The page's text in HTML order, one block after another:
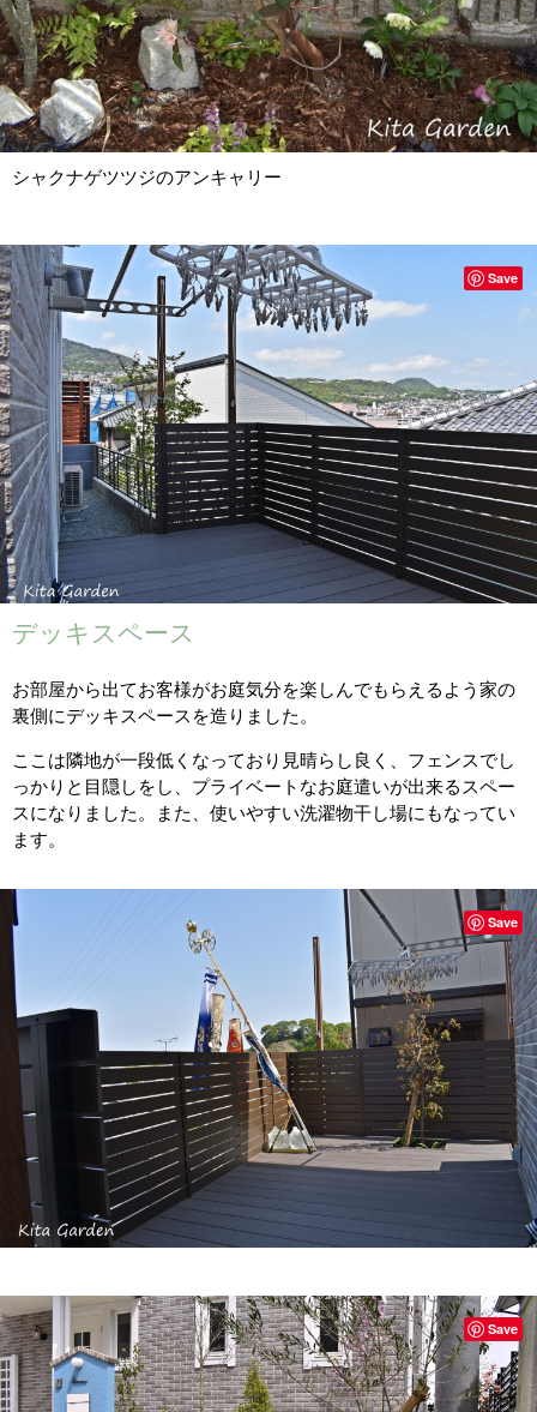
シャクナゲツツジのアンキャリー
デッキスペース
お部屋から出てお客様がお庭気分を楽しんでもらえるよう家の
裏側にデッキスペースを造りました。
ここは隣地が一段低くなっており見晴らし良く、フェンスでし
っかりと目隠しをし、プライベートなお庭遣いが出来るスペー
スになりました。また、使いやすい洗濯物干し場にもなってい
ます。
Save
Save
Save